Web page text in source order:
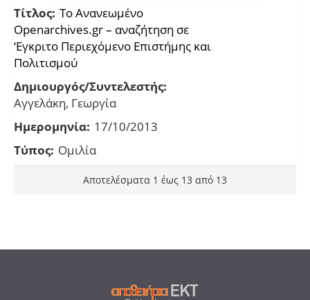
Τίτλος: Το Ανανεωμένο
Οpenarchives.gr – αναζήτηση σε
‘Εγκριτο Περιεχόμενο Επιστήμης και
Πολιτισμού
Δημιουργός/Συντελεστής:
Αγγελάκη, Γεωργία
Ημερομηνία: 17/10/2013
Τύπος: Ομιλία
Αποτελέσματα 1 έως 13 από 13